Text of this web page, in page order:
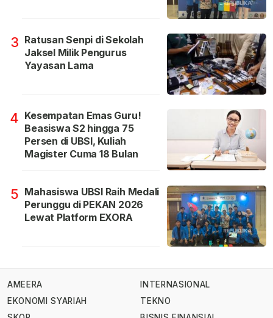
3 Ratusan Senpi di Sekolah
Jaksel Milik Pengurus
Yayasan Lama
4 Kesempatan Emas Guru!
Beasiswa S2 hingga 75
Persen di UBSI, Kuliah
Magister Cuma 18 Bulan
5 Mahasiswa UBSI Raih Medali
Perunggu di PEKAN 2026
Lewat Platform EXORA
AMEERA
EKONOMI SYARIAH
INTERNASIONAL
TEKNO